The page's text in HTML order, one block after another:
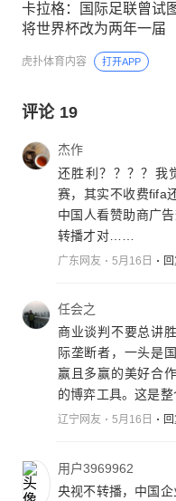
卡拉格：国际足联曾试
将世界杯改为两年一届
虎扑体育内容 打开APP
评论 19
杰作
还胜利？？？？我
赛，其实不收费fifa
中国人看赞助商广
转播才对……
广东网友 5月16日
任会之
商业谈判不要总讲
际垄断者，一头是
赢且多赢的美好合
的博弈工具。这是整
辽宁网友 5月16日
用户3969962
央视不转播，中国企